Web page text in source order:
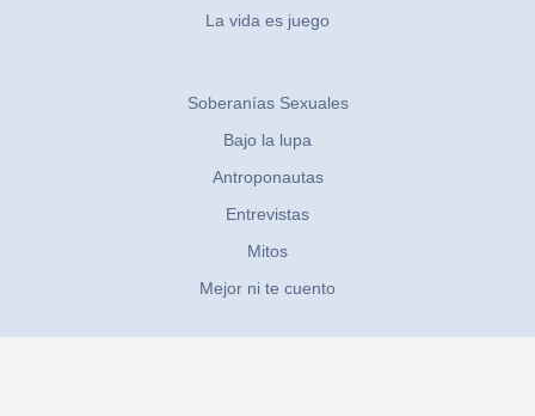
La vida es juego
Soberanías Sexuales
Bajo la lupa
Antroponautas
Entrevistas
Mitos
Mejor ni te cuento